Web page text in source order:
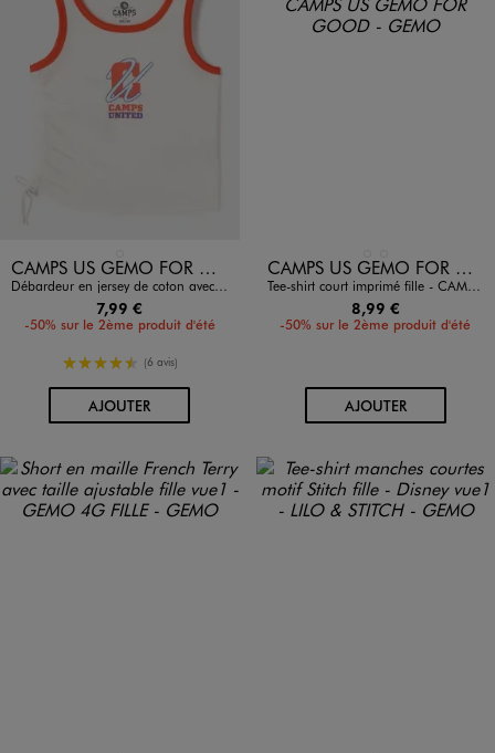
Disponible en 1 coloris CAMPS US GEMO FOR GOOD
Débardeur en jersey de coton avec fronce ajustable sur le côté fille - Camps United
7,99 €
-50% sur le 2ème produit d'été
4.5/5 de moyenne
(6 avis)
AJOUTERAU PANIER
Disponible en 2 coloris CAMPS US GEMO FOR GOOD
Tee-shirt court imprimé fille - CAMPS UNITED
8,99 €
-50% sur le 2ème produit d'été
AJOUTERAU PANIER